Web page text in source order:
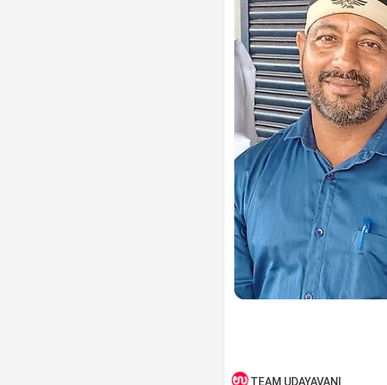
TEAM UDAYAVANI